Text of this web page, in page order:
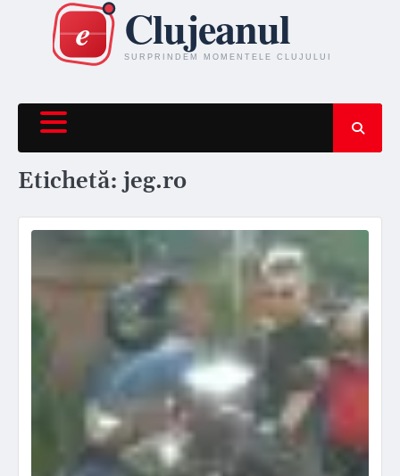
content
Etichetă:jeg.ro